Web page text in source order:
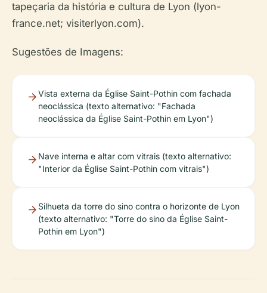
tapeçaria da história e cultura de Lyon (lyon-
france.net; visiterlyon.com).
Sugestões de Imagens:
Vista externa da Église Saint-Pothin com fachada
neoclássica (texto alternativo: "Fachada
neoclássica da Église Saint-Pothin em Lyon")
Nave interna e altar com vitrais (texto alternativo:
"Interior da Église Saint-Pothin com vitrais")
Silhueta da torre do sino contra o horizonte de Lyon
(texto alternativo: "Torre do sino da Église Saint-
Pothin em Lyon")